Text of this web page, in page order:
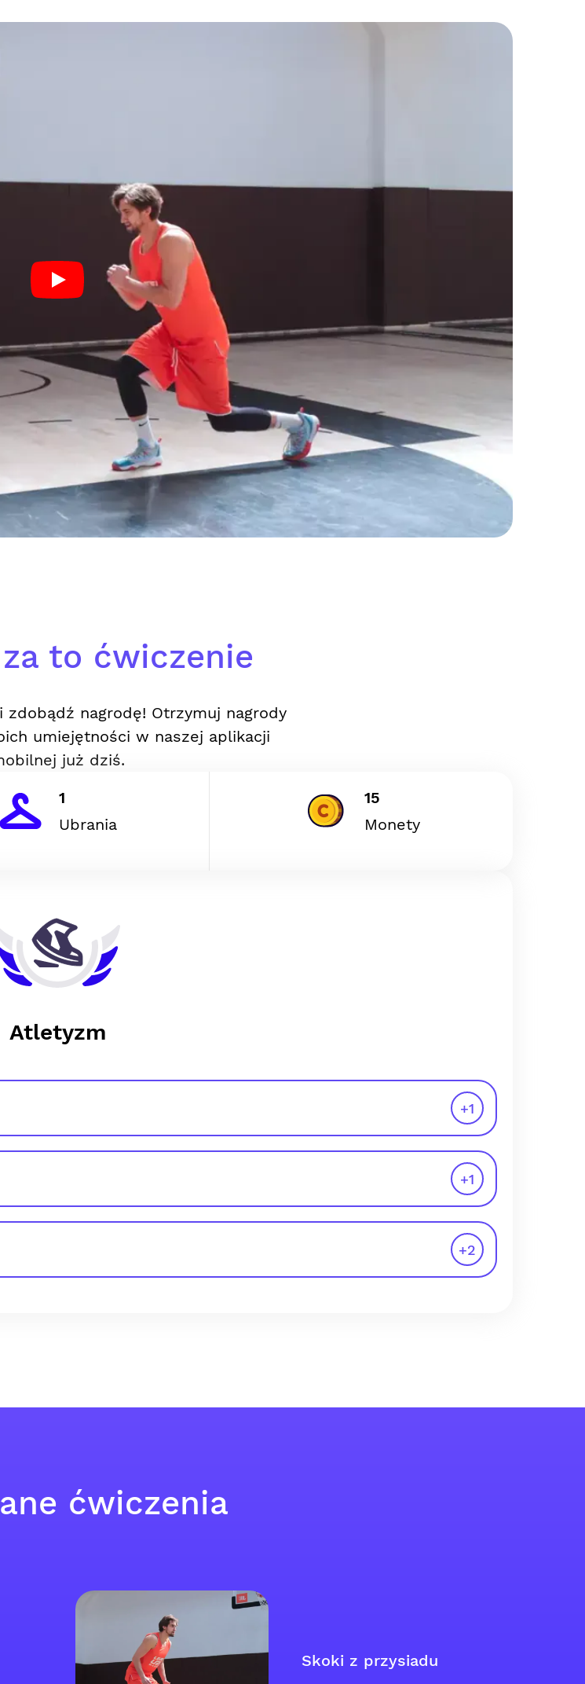
to ćwiczenie
nagrodę! Otrzymuj nagrody
umiejętności w naszej aplikacji
już dziś.
1
Ubrania
15
Monety
Atletyzm
+1
+1
+2
ćwiczenia
Skoki z przysiadu